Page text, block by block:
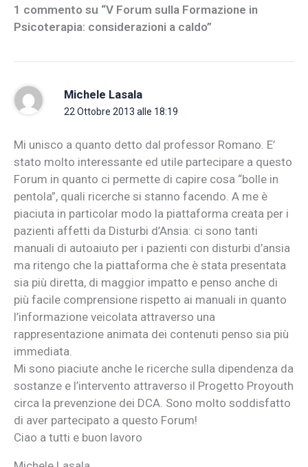
1 commento su “V Forum sulla Formazione in
Psicoterapia: considerazioni a caldo”
Michele Lasala
22 Ottobre 2013 alle 18:19
Mi unisco a quanto detto dal professor Romano. E’
stato molto interessante ed utile partecipare a questo
Forum in quanto ci permette di capire cosa “bolle in
pentola”, quali ricerche si stanno facendo. A me è
piaciuta in particolar modo la piattaforma creata per i
pazienti affetti da Disturbi d’Ansia: ci sono tanti
manuali di autoaiuto per i pazienti con disturbi d’ansia
ma ritengo che la piattaforma che è stata presentata
sia più diretta, di maggior impatto e penso anche di
più facile comprensione rispetto ai manuali in quanto
l’informazione veicolata attraverso una
rappresentazione animata dei contenuti penso sia più
immediata.
Mi sono piaciute anche le ricerche sulla dipendenza da
sostanze e l’intervento attraverso il Progetto Proyouth
circa la prevenzione dei DCA. Sono molto soddisfatto
di aver partecipato a questo Forum!
Ciao a tutti e buon lavoro